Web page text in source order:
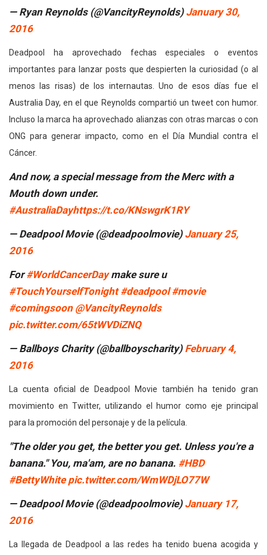
— Ryan Reynolds (@VancityReynolds) January 30,
2016
Deadpool ha aprovechado fechas especiales o eventos
importantes para lanzar posts que despierten la curiosidad (o al
menos las risas) de los internautas. Uno de esos días fue el
Australia Day, en el que Reynolds compartió un tweet con humor.
Incluso la marca ha aprovechado alianzas con otras marcas o con
ONG para generar impacto, como en el Día Mundial contra el
Cáncer.
And now, a special message from the Merc with a
Mouth down under.
#AustraliaDayhttps://t.co/KNswgrK1RY
— Deadpool Movie (@deadpoolmovie) January 25,
2016
For#WorldCancerDaymake sure u
#TouchYourselfTonight #deadpool #movie
#comingsoon @VancityReynolds
pic.twitter.com/65tWVDiZNQ
— Ballboys Charity (@ballboyscharity) February 4,
2016
La cuenta oficial de Deadpool Movie también ha tenido gran
movimiento en Twitter, utilizando el humor como eje principal
para la promoción del personaje y de la película.
"The older you get, the better you get. Unless you're a
banana." You, ma'am, are no banana. #HBD
#BettyWhite pic.twitter.com/WmWDjLO77W
— Deadpool Movie (@deadpoolmovie) January 17,
2016
La llegada de Deadpool a las redes ha tenido buena acogida y